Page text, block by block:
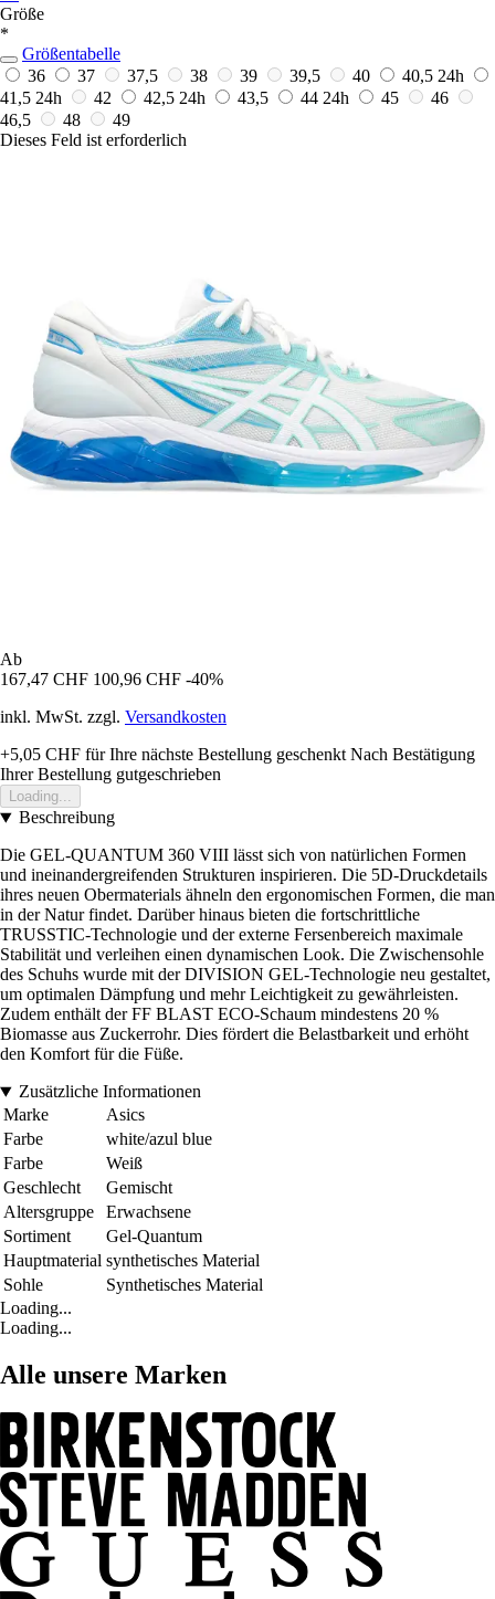
Größe
*
Größentabelle
36
37 37,5 38 39 39,5 40 40,5 24h
41,5 24h 42 42,5 24h 43,5 44 24h 45
46
46,5
48
49
Dieses Feld ist erforderlich
Ab
167,47 CHF 100,96 CHF -40%
inkl. MwSt. zzgl. Versandkosten
+5,05 CHF für Ihre nächste Bestellung geschenkt Nach Bestätigung
Ihrer Bestellung gutgeschrieben
Loading...
Beschreibung
Die GEL-QUANTUM 360 VIII lässt sich von natürlichen Formen
und ineinandergreifenden Strukturen inspirieren. Die 5D-Druckdetails
ihres neuen Obermaterials ähneln den ergonomischen Formen, die man
in der Natur findet. Darüber hinaus bieten die fortschrittliche
TRUSSTIC-Technologie und der externe Fersenbereich maximale
Stabilität und verleihen einen dynamischen Look. Die Zwischensohle
des Schuhs wurde mit der DIVISION GEL-Technologie neu gestaltet,
um optimalen Dämpfung und mehr Leichtigkeit zu gewährleisten.
Zudem enthält der FF BLAST ECO-Schaum mindestens 20 %
Biomasse aus Zuckerrohr. Dies fördert die Belastbarkeit und erhöht
den Komfort für die Füße.
Zusätzliche Informationen
Marke
Asics
Farbe
white/azul blue
Farbe
Weiß
Geschlecht
Gemischt
Altersgruppe
Erwachsene
Sortiment
Gel-Quantum
Hauptmaterial synthetisches Material
Sohle
Synthetisches Material
Loading...
Loading...
Alle unsere Marken